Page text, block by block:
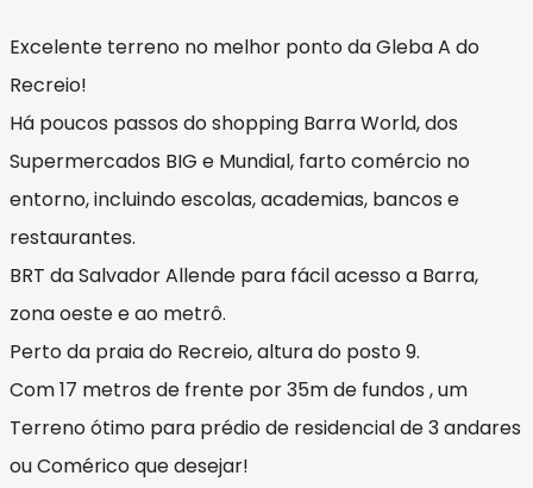
Excelente terreno no melhor ponto da Gleba A do
Recreio!
Há poucos passos do shopping Barra World, dos
Supermercados BIG e Mundial, farto comércio no
entorno, incluindo escolas, academias, bancos e
restaurantes.
BRT da Salvador Allende para fácil acesso a Barra,
zona oeste e ao metrô.
Perto da praia do Recreio, altura do posto 9.
Com 17 metros de frente por 35m de fundos , um
Terreno ótimo para prédio de residencial de 3 andares
ou Comérico que desejar!